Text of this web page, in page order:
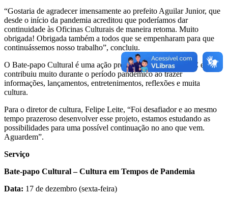
“Gostaria de agradecer imensamente ao prefeito Aguilar Junior, que
desde o início da pandemia acreditou que poderíamos dar
continuidade às Oficinas Culturais de maneira retoma. Muito
obrigada! Obrigada também a todos que se empenharam para que
continuássemos nosso trabalho”, concluiu.
O Bate-papo Cultural é uma ação proposta pela FUNDACC e
contribuiu muito durante o período pandêmico ao trazer
informações, lançamentos, entretenimentos, reflexões e muita
cultura.
Para o diretor de cultura, Felipe Leite, “Foi desafiador e ao mesmo
tempo prazeroso desenvolver esse projeto, estamos estudando as
possibilidades para uma possível continuação no ano que vem.
Aguardem”.
Serviço
Bate-papo Cultural – Cultura em Tempos de Pandemia
Data: 17 de dezembro (sexta-feira)